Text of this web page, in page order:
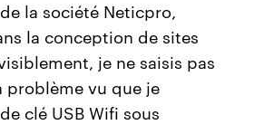
la société Neticpro,
la conception de sites
je ne saisis pas
problème vu que je
clé USB Wifi sous